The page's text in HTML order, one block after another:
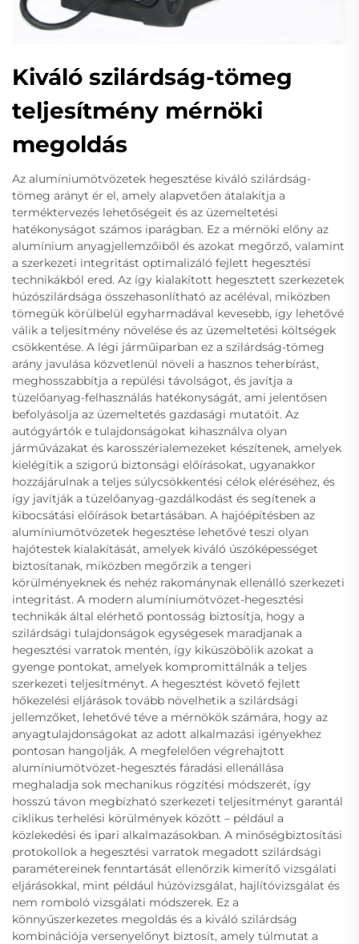
Kiváló szilárdság-tömeg
teljesítmény mérnöki
megoldás
Az alumíniumötvözetek hegesztése kiváló szilárdság-
tömeg arányt ér el, amely alapvetően átalakítja a
terméktervezés lehetőségeit és az üzemeltetési
hatékonyságot számos iparágban. Ez a mérnöki előny az
alumínium anyagjellemzőiből és azokat megőrző, valamint
a szerkezeti integritást optimalizáló fejlett hegesztési
technikákból ered. Az így kialakított hegesztett szerkezetek
húzószilárdsága összehasonlítható az acéléval, miközben
tömegük körülbelül egyharmadával kevesebb, így lehetővé
válik a teljesítmény növelése és az üzemeltetési költségek
csökkentése. A légi járműiparban ez a szilárdság-tömeg
arány javulása közvetlenül növeli a hasznos teherbírást,
meghosszabbítja a repülési távolságot, és javítja a
tüzelőanyag-felhasználás hatékonyságát, ami jelentősen
befolyásolja az üzemeltetés gazdasági mutatóit. Az
autógyártók e tulajdonságokat kihasználva olyan
járművázakat és karosszérialemezeket készítenek, amelyek
kielégítik a szigorú biztonsági előírásokat, ugyanakkor
hozzájárulnak a teljes súlycsökkentési célok eléréséhez, és
így javítják a tüzelőanyag-gazdálkodást és segítenek a
kibocsátási előírások betartásában. A hajóépítésben az
alumíniumötvözetek hegesztése lehetővé teszi olyan
hajótestek kialakítását, amelyek kiváló úszóképességet
biztosítanak, miközben megőrzik a tengeri
körülményeknek és nehéz rakománynak ellenálló szerkezeti
integritást. A modern alumíniumötvözet-hegesztési
technikák által elérhető pontosság biztosítja, hogy a
szilárdsági tulajdonságok egységesek maradjanak a
hegesztési varratok mentén, így kiküszöbölik azokat a
gyenge pontokat, amelyek kompromittálnák a teljes
szerkezeti teljesítményt. A hegesztést követő fejlett
hőkezelési eljárások tovább növelhetik a szilárdsági
jellemzőket, lehetővé téve a mérnökök számára, hogy az
anyagtulajdonságokat az adott alkalmazási igényekhez
pontosan hangolják. A megfelelően végrehajtott
alumíniumötvözet-hegesztés fáradási ellenállása
meghaladja sok mechanikus rögzítési módszerét, így
hosszú távon megbízható szerkezeti teljesítményt garantál
ciklikus terhelési körülmények között – például a
közlekedési és ipari alkalmazásokban. A minőségbiztosítási
protokollok a hegesztési varratok megadott szilárdsági
paramétereinek fenntartását ellenőrzik kimerítő vizsgálati
eljárásokkal, mint például húzóvizsgálat, hajlítóvizsgálat és
nem romboló vizsgálati módszerek. Ez a
könnyűszerkezetes megoldás és a kiváló szilárdság
kombinációja versenyelőnyt biztosít, amely túlmutat a